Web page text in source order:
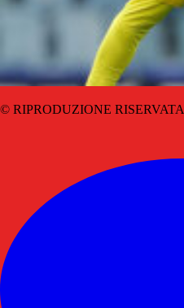
© RIPRODUZIONE RISERVATA